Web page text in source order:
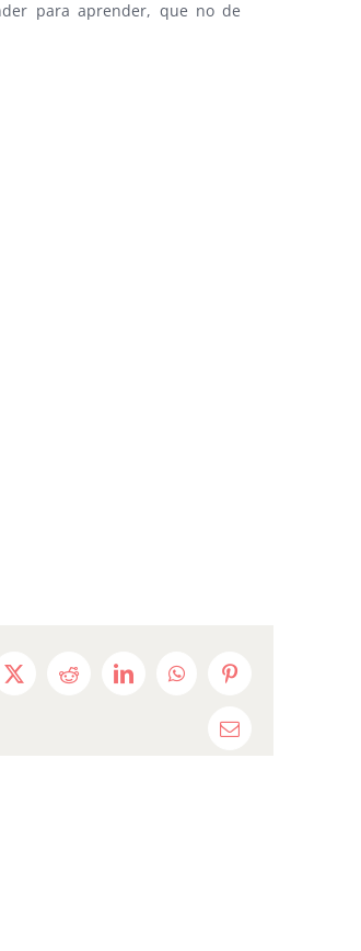
para aprender, que no de
X Reddit LinkedInWhatsAppPinterest
Email